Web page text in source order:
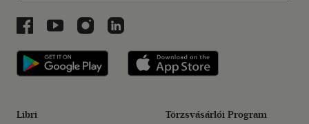
Libri a Facebookon
Libri a Youtube-on
Libri az Instagramon
Libri a LinkedInen
Libri applikáció Szerezd meg: Google
Libri Törzsvásárlói Program